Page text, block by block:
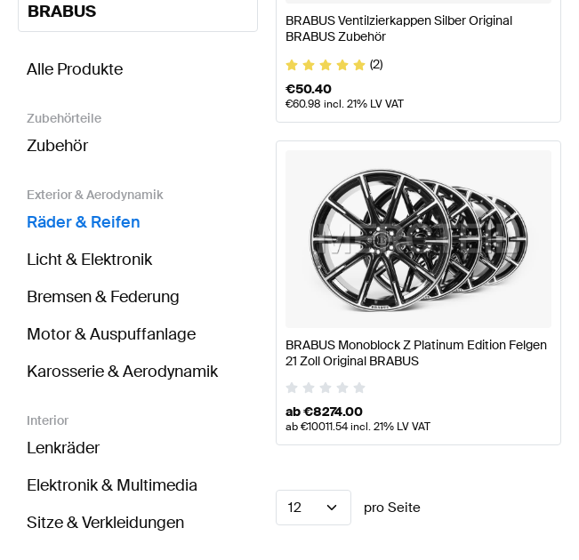
BRABUS
Alle Produkte
Zubehörteile
Zubehör
Exterior & Aerodynamik
Räder & Reifen
Licht & Elektronik
Bremsen & Federung
Motor & Auspuffanlage
Karosserie & Aerodynamik
Interior
Lenkräder
Elektronik & Multimedia
Sitze & Verkleidungen
BRABUS Ventilzierkappen Silber Original
BRABUS Zubehör
(2)
€50.40
€60.98 incl. 21% LV VAT
BRABUS Monoblock Z Platinum Edition Felgen
21 Zoll Original BRABUS
ab€8274.00
ab€10011.54incl. 21% LV VAT
12 pro Seite